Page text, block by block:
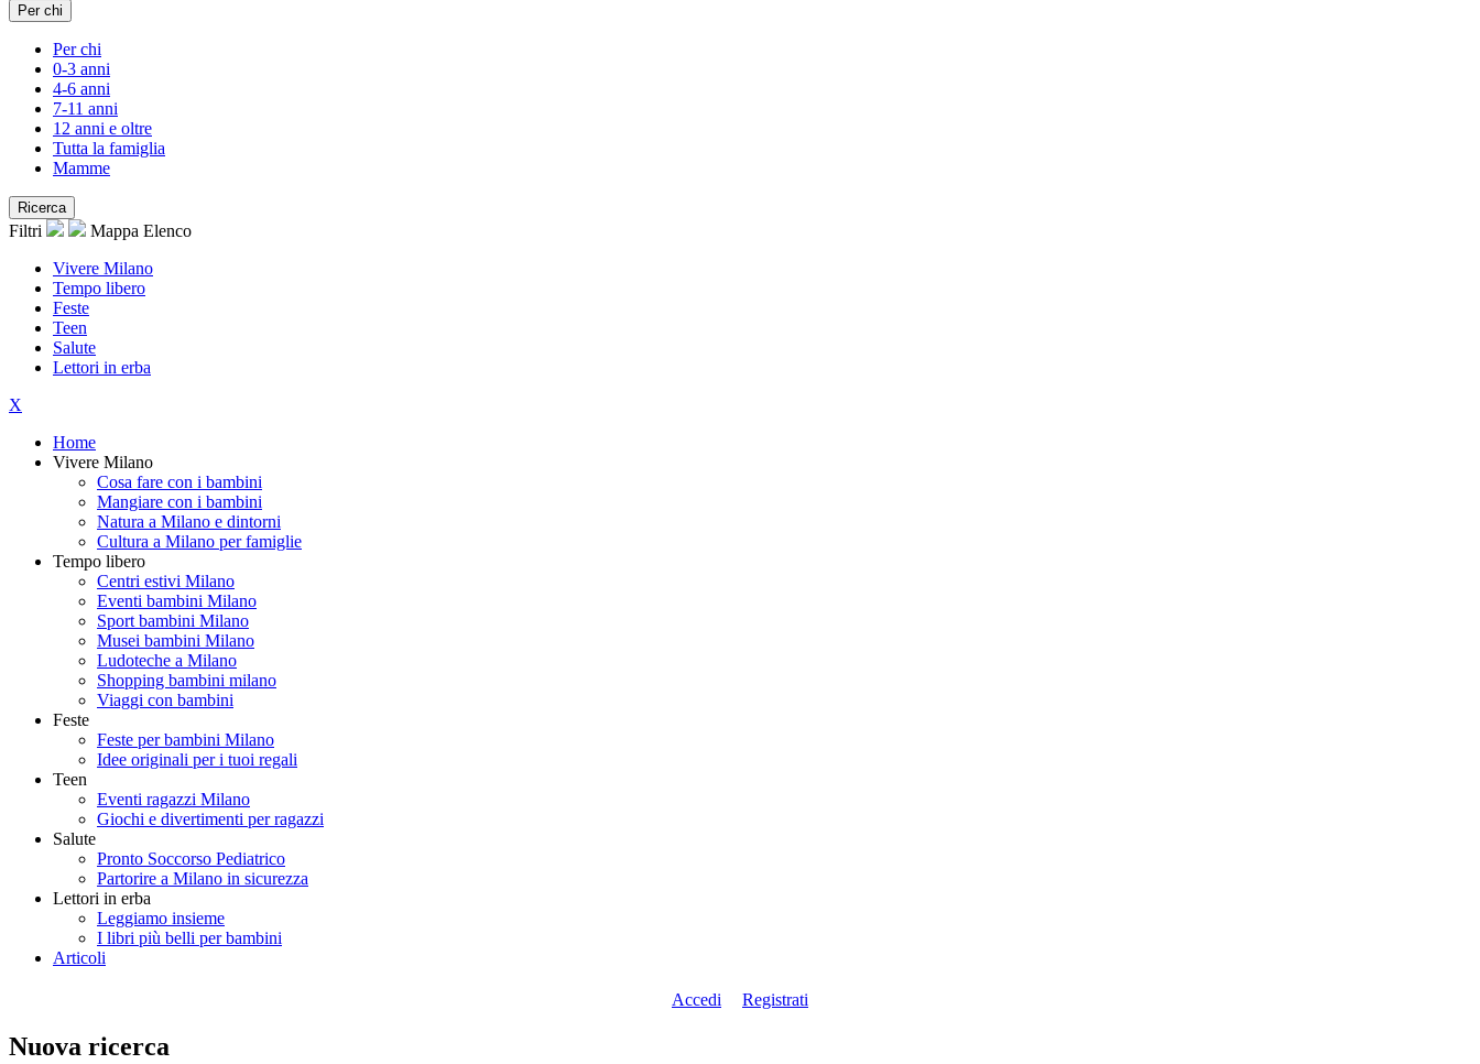
Per chi
Per chi
0-3 anni
4-6 anni
7-11 anni
12 anni e oltre
Tutta la famiglia
Mamme
Ricerca
Filtri Mappa Elenco
Vivere Milano
Tempo libero
Feste
Teen
Salute
Lettori in erba
X
Home
Vivere Milano
Cosa fare con i bambini
Mangiare con i bambini
Natura a Milano e dintorni
Cultura a Milano per famiglie
Tempo libero
Centri estivi Milano
Eventi bambini Milano
Sport bambini Milano
Musei bambini Milano
Ludoteche a Milano
Shopping bambini milano
Viaggi con bambini
Feste
Feste per bambini Milano
Idee originali per i tuoi regali
Teen
Eventi ragazzi Milano
Giochi e divertimenti per ragazzi
Salute
Pronto Soccorso Pediatrico
Partorire a Milano in sicurezza
Lettori in erba
Leggiamo insieme
I libri più belli per bambini
Articoli
Accedi Registrati
Nuova ricerca